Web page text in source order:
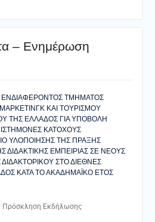
– Ενημέρωση
ΤΜΗΜΑΤΟΣ
ΚΑΙ ΤΟΥΡΙΣΜΟΥ
ΤΗΣ ΕΛΛΑΔΟΣ ΓΙΑ ΥΠΟΒΟΛΗ
ΚΑΤΟΧΟΥΣ
ΥΛΟΠΟΙΗΣΗΣ ΤΗΣ ΠΡΑΞΗΣ
ΕΜΠΕΙΡΙΑΣ ΣΕ ΝΕΟΥΣ
ΣΤΟ ΔΙΕΘΝΕΣ
ΚΑΤΑ ΤΟ ΑΚΑΔΗΜΑΪΚΟ ΕΤΟΣ
Πρόσκληση Εκδήλωσης